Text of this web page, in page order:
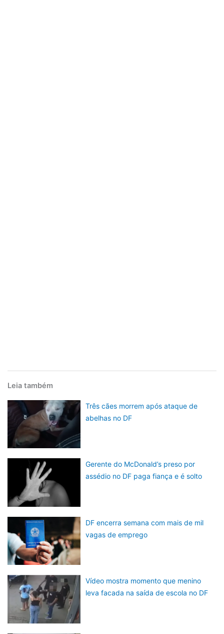
Leia também
Três cães morrem após ataque de
abelhas no DF
Gerente do McDonald’s preso por
assédio no DF paga fiança e é solto
DF encerra semana com mais de mil
vagas de emprego
Vídeo mostra momento que menino
leva facada na saída de escola no DF